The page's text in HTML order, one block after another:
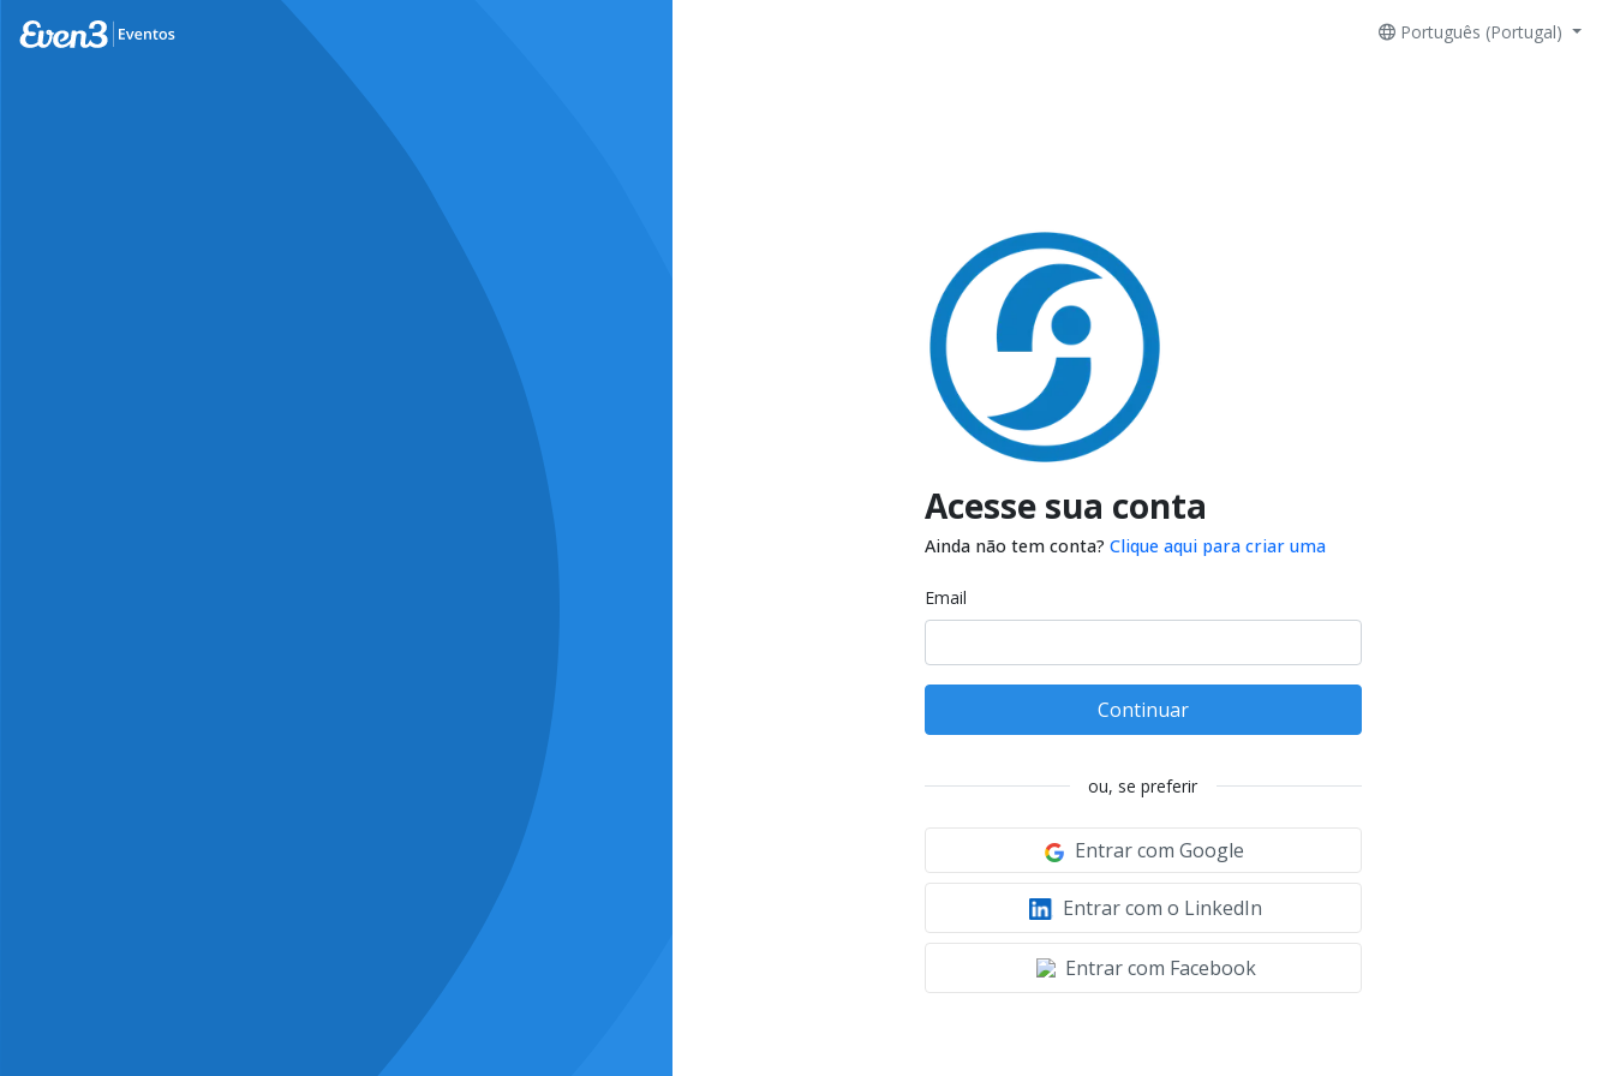
Português (Portugal)
Acesse sua conta
Ainda não tem conta? Clique aqui para criar uma
Email
Continuar
ou, se preferir
Entrar com Google
Entrar com o LinkedIn
Entrar com Facebook